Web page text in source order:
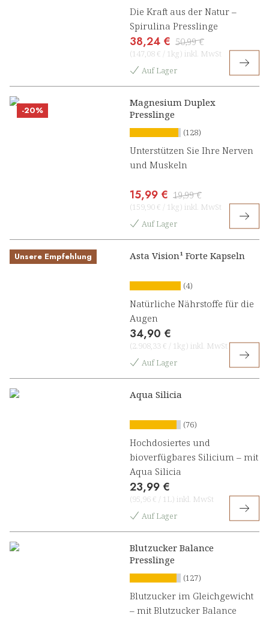
Die Kraft aus der Natur –
Spirulina Presslinge
38,24 € 50,99 €
(147,08 € / 1kg) inkl. MwSt
Auf Lager
-20%
Magnesium Duplex
Presslinge
(128)
Unterstützen Sie Ihre Nerven
und Muskeln
15,99 € 19,99 €
(159,90 € / 1kg) inkl. MwSt
Auf Lager
Unsere Empfehlung Asta Vision¹ Forte Kapseln
(4)
Natürliche Nährstoffe für die
Augen
34,90 €
(2.908,33 € / 1kg) inkl. MwSt
Auf Lager
Aqua Silicia
(76)
Hochdosiertes und
bioverfügbares Silicium – mit
Aqua Silicia
23,99 €
(95,96 € / 1L) inkl. MwSt
Auf Lager
Blutzucker Balance
Presslinge
(127)
Blutzucker im Gleichgewicht
– mit Blutzucker Balance